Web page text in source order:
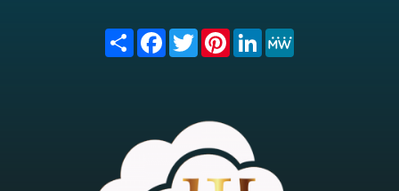
Share FacebookTwitterPinterest
LinkedIn